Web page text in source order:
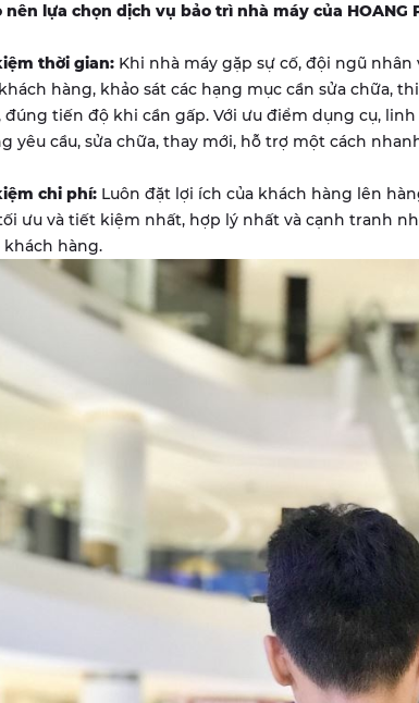
nên lựa chọn dịch vụ bảo trì nhà máy của HOANG
thời gian: Khi nhà máy gặp sự cố, đội ngũ
hàng, khảo sát các hạng mục cần sửa chữa,
đúng tiến độ khi cần gấp. Với ưu điểm dụng cụ,
yêu cầu, sửa chữa, thay mới, hỗ trợ một cách
chi phí: Luôn đặt lợi ích của khách hàng lên
ưu và tiết kiệm nhất, hợp lý nhất và cạnh tranh
hàng.